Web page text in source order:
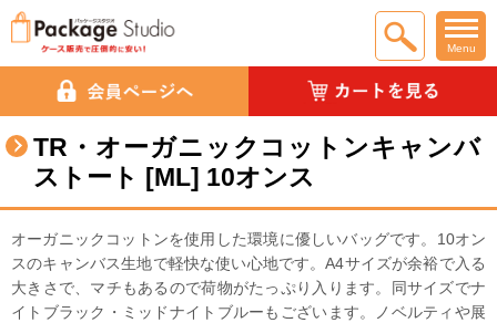
Menu
TR・オーガニックコットンキャンバ
ストート [ML] 10オンス
オーガニックコットンを使用した環境に優しいバッグです。10オン
スのキャンバス生地で軽快な使い心地です。A4サイズが余裕で入る
大きさで、マチもあるので荷物がたっぷり入ります。同サイズでナ
イトブラック・ミッドナイトブルーもございます。ノベルティや展